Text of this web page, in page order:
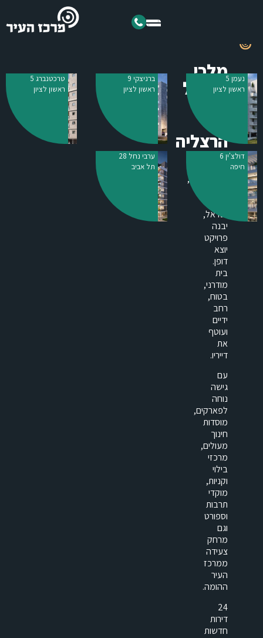
מלכי
ישראל
הרצליה
במרכז
המתחדשת,
ישראל,
יבנה
פרויקט
יוצא
דופן.
בית
מודרני,
בטוח,
רחב
ידיים
ועוטף
את
דייריו.
עם
גישה
נוחה
לפארקים,
מוסדות
חינוך
מעולים,
מרכזי
בילוי
וקניות,
מוקדי
תרבות
וספורט
וגם
מרחק
צעידה
ממרכז
העיר
ההומה.
24
דירות
חדשות
נעמן 5
ראשון לציון
ברניצקי 9
ראשון לציון
טרכטנברג 5
ראשון לציון
דולצ'ין 6
חיפה
ערבי נחל 28
תל אביב